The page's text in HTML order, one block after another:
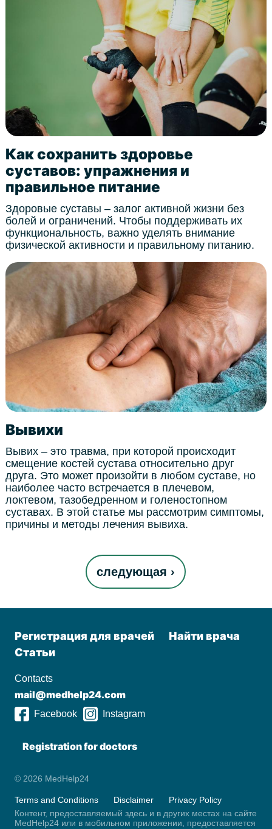
Как сохранить здоровье
суставов: упражнения и
правильное питание
Здоровые суставы – залог активной жизни без
болей и ограничений. Чтобы поддерживать их
функциональность, важно уделять внимание
физической активности и правильному питанию.
Вывихи
Вывих – это травма, при которой происходит
смещение костей сустава относительно друг
друга. Это может произойти в любом суставе, но
наиболее часто встречается в плечевом,
локтевом, тазобедренном и голеностопном
суставах. В этой статье мы рассмотрим симптомы,
причины и методы лечения вывиха.
следующая ›
Регистрация для врачей
Найти врача
Статьи
Contacts
mail@medhelp24.com
Facebook Instagram
Registration for doctors
© 2026 MedHelp24
Terms and Conditions Disclaimer
Privacy Policy
Контент, предоставляемый здесь и в других местах на сайте
MedHelp24 или в мобильном приложении, предоставляется